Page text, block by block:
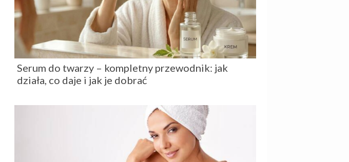
Serum do twarzy – kompletny przewodnik: jak
działa, co daje i jak je dobrać